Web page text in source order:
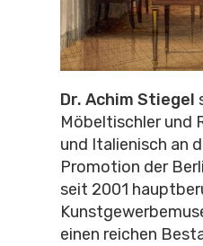
Dr. Achim Stiegel
Möbeltischler und
und Italienisch an
Promotion der
seit 2001
einen reichen